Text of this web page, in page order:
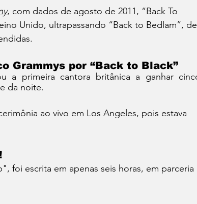
, com dados de agosto de 2011, “Back To
Unido, ultrapassando “Back to Bedlam”, de
Grammys por “Back to Black”
da noite.
ao vivo em Los Angeles, pois estava
foi escrita em apenas seis horas, em parceria